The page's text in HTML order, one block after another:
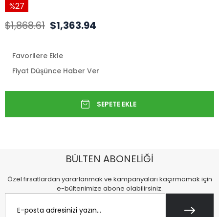
27
$1,868.61 $1,363.94
Favorilere Ekle
Fiyat Düşünce Haber Ver
BÜLTEN ABONELİĞİ
Özel fırsatlardan yararlanmak ve kampanyaları kaçırmamak için
e-bültenimize abone olabilirsiniz.